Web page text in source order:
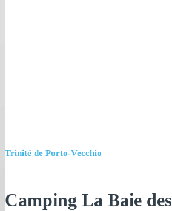
Trinité de Porto-Vecchio
Camping La Baie des